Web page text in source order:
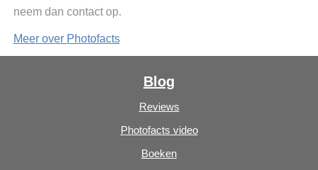
neem dan contact op.
Meer over Photofacts
Blog
Reviews
Photofacts video
Boeken